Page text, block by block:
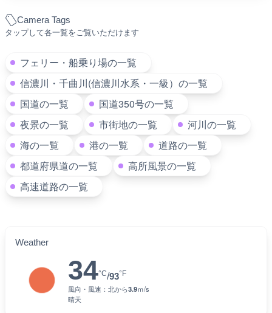
Camera Tags
タップして各一覧をご覧いただけます
フェリー・船乗り場の一覧
信濃川・千曲川(信濃川水系・一級）の一覧
国道の一覧
国道350号の一覧
夜景の一覧
市街地の一覧
河川の一覧
海の一覧
港の一覧
道路の一覧
都道府県道の一覧
高所風景の一覧
高速道路の一覧
Weather
34°C/93°F
風向・風速： 北から3.9ｍ/s
晴天